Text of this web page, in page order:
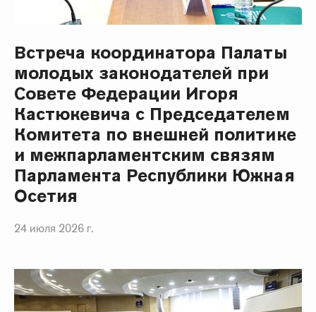
Встреча координатора Палаты
молодых законодателей при
Совете Федерации Игоря
Кастюкевича с Председателем
Комитета по внешней политике
и межпарламентским связям
Парламента Республики Южная
Осетия
24 июля 2026 г.